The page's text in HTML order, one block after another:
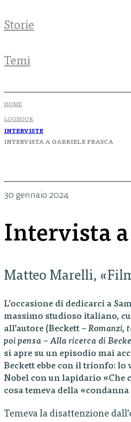
Storie
Temi
HOME
LOGBOOK
INTERVISTE
INTERVISTA A GABRIELE FRASCA
30 gennaio 2024
Intervista a
Matteo Marelli,
L’occasione di dedicarci a
massimo studioso italiano,
all’autore (Beckett – Romanzi,
poi pensa – Alla ricerca di
si apre su un episodio mai
Beckett ebbe con il trionfo: lo
Nobel con un lapidario «Che
cosa temeva della
Temeva la disattenzione